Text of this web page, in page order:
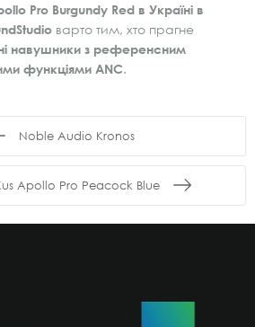
Pro Burgundy Red в Україні в
варто тим, хто прагне
навушники з референсним
функціями ANC.
Noble Audio Kronos
Apollo Pro Peacock Blue